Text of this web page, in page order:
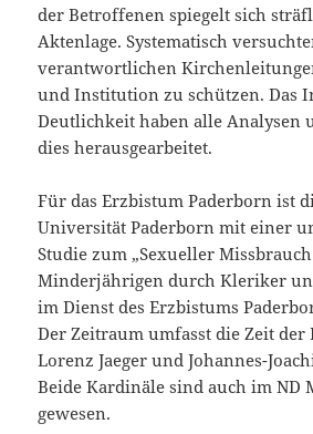
der Betroffenen spiegelt sich
Aktenlage. Systematisch
verantwortlichen
und Institution zu schützen. Das
Deutlichkeit haben alle Analysen
dies herausgearbeitet.
Für das Erzbistum Paderborn ist
Universität Paderborn mit einer
Studie zum „Sexueller
Minderjährigen durch Kleriker
im Dienst des Erzbistums
Der Zeitraum umfasst die Zeit der
Lorenz Jaeger und Johannes-
Beide Kardinäle sind auch im ND
gewesen.